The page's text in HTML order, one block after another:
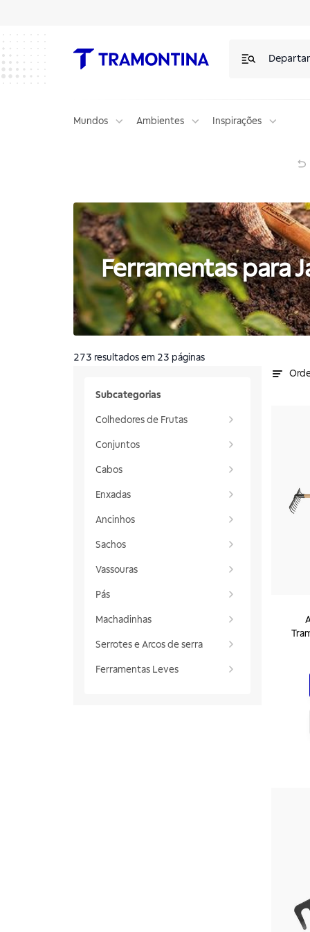
Mundos Ambientes Inspirações
Ferramentas para
Subcategorias
Colhedores de Frutas
Conjuntos
Cabos
Enxadas
Ancinhos
Sachos
Vassouras
Pás
Machadinhas
Serrotes e Arcos de serra
Ferramentas Leves
273 resultados em 23 páginas